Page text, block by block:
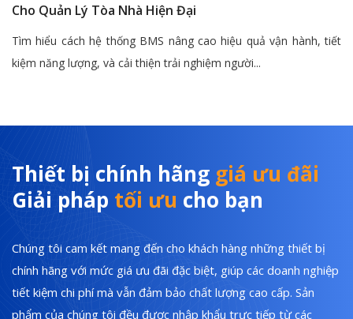
Cho Quản Lý Tòa Nhà Hiện Đại
Tìm hiểu cách hệ thống BMS nâng cao hiệu quả vận hành, tiết
kiệm năng lượng, và cải thiện trải nghiệm người...
Thiết bị chính hãng giá ưu đãi
Giải pháp tối ưu cho bạn
Chúng tôi cam kết mang đến cho khách hàng những thiết bị
chính hãng với mức giá ưu đãi đặc biệt, giúp các doanh nghiệp
tiết kiệm chi phí mà vẫn đảm bảo chất lượng cao cấp. Sản
phẩm của chúng tôi đều được nhập khẩu trực tiếp từ các